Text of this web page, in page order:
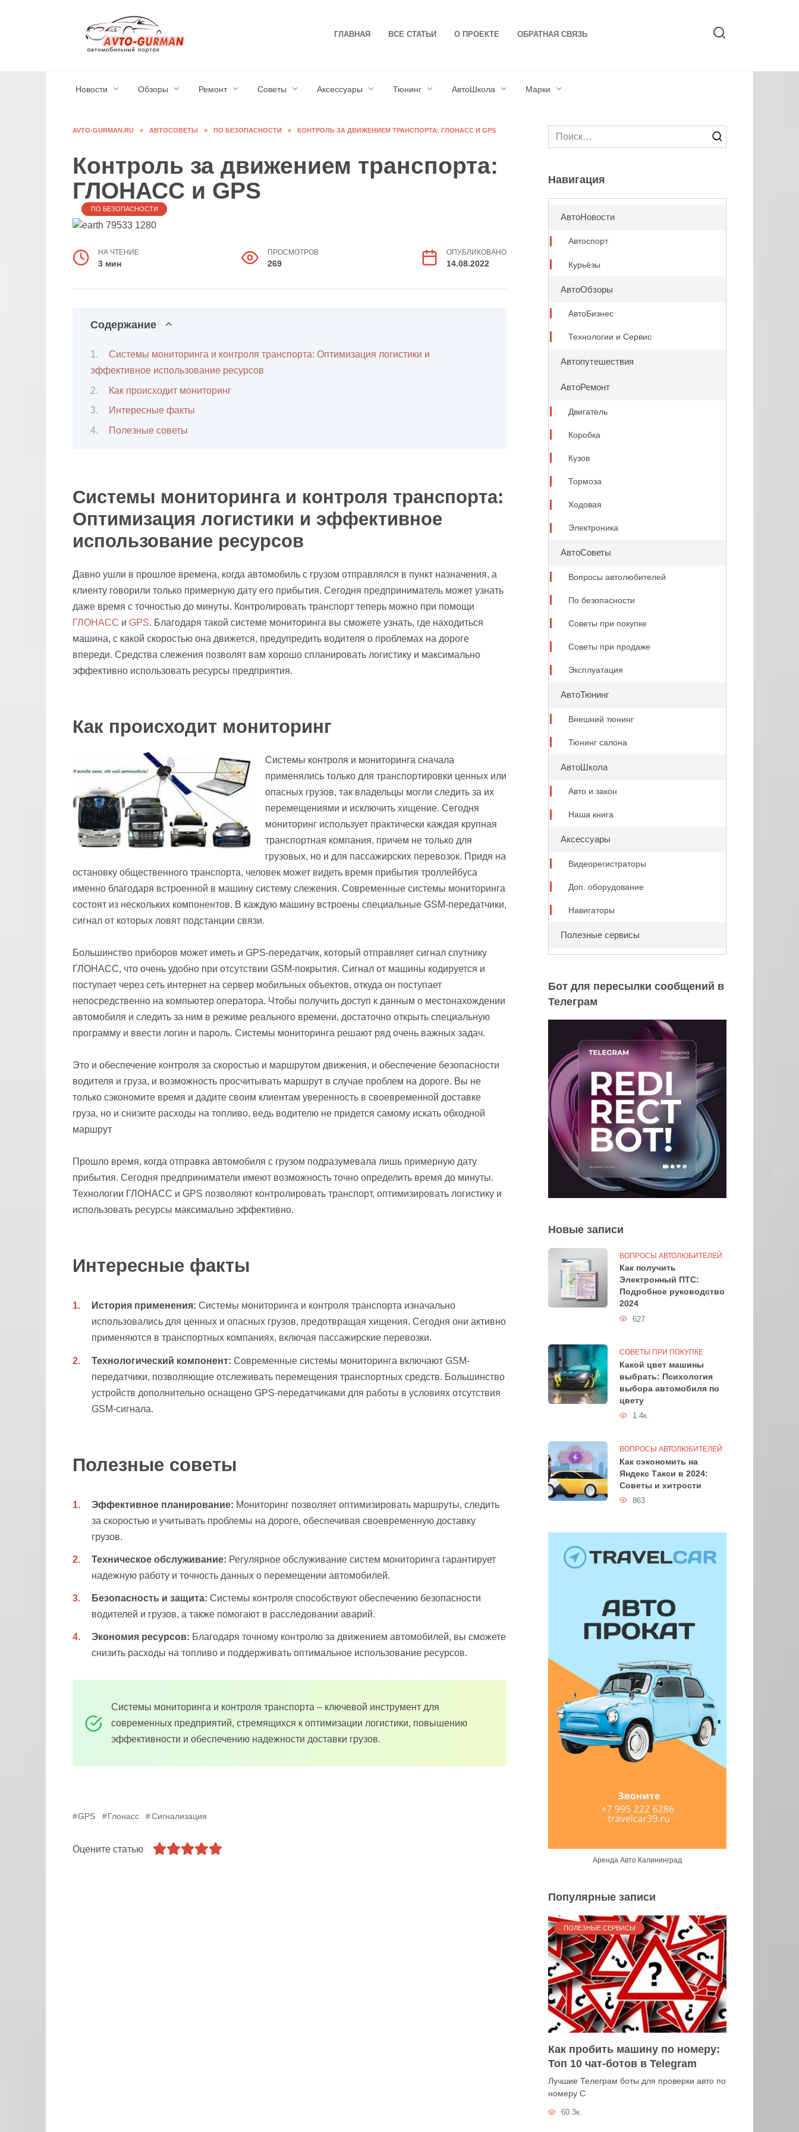
ГЛАВНАЯ ВСЕ СТАТЬИ О ПРОЕКТЕ ОБРАТНАЯ СВЯЗЬ
Новости Обзоры Ремонт Советы Аксессуары Тюнинг АвтоШкола Марки
AVTO-GURMAN.RU » АВТОСОВЕТЫ » ПО БЕЗОПАСНОСТИ » КОНТРОЛЬ ЗА ДВИЖЕНИЕМ ТРАНСПОРТА: ГЛОНАСС И GPS
Контроль за движением транспорта:
ГЛОНАСС и GPS
ПО БЕЗОПАСНОСТИ
НА ЧТЕНИЕ
3 мин
ПРОСМОТРОВ
269
ОПУБЛИКОВАНО
14.08.2022
Содержание
Системы мониторинга и контроля транспорта: Оптимизация логистики и
эффективное использование ресурсов
Как происходит мониторинг
Интересные факты
Полезные советы
Системы мониторинга и контроля транспорта:
Оптимизация логистики и эффективное
использование ресурсов
Давно ушли в прошлое времена, когда автомобиль с грузом отправлялся в пункт назначения, а
клиенту говорили только примерную дату его прибытия. Сегодня предприниматель может узнать
даже время с точностью до минуты. Контролировать транспорт теперь можно при помощи
ГЛОНАСС и GPS. Благодаря такой системе мониторинга вы сможете узнать, где находиться
машина, с какой скоростью она движется, предупредить водителя о проблемах на дороге
впереди. Средства слежения позволят вам хорошо спланировать логистику и максимально
эффективно использовать ресурсы предприятия.
Как происходит мониторинг
Системы контроля и мониторинга сначала
применялись только для транспортировки ценных или
опасных грузов, так владельцы могли следить за их
перемещениями и исключить хищение. Сегодня
мониторинг использует практически каждая крупная
транспортная компания, причем не только для
грузовых, но и для пассажирских перевозок. Придя на
остановку общественного транспорта, человек может видеть время прибытия троллейбуса
именно благодаря встроенной в машину систему слежения. Современные системы мониторинга
состоят из нескольких компонентов. В каждую машину встроены специальные GSM-передатчики,
сигнал от которых ловят подстанции связи.
Большинство приборов может иметь и GPS-передатчик, который отправляет сигнал спутнику
ГЛОНАСС, что очень удобно при отсутствии GSM-покрытия. Сигнал от машины кодируется и
поступает через сеть интернет на сервер мобильных объектов, откуда он поступает
непосредственно на компьютер оператора. Чтобы получить доступ к данным о местонахождении
автомобиля и следить за ним в режиме реального времени, достаточно открыть специальную
программу и ввести логин и пароль. Системы мониторинга решают ряд очень важных задач.
Это и обеспечение контроля за скоростью и маршрутом движения, и обеспечение безопасности
водителя и груза, и возможность просчитывать маршрут в случае проблем на дороге. Вы не
только сэкономите время и дадите своим клиентам уверенность в своевременной доставке
груза, но и снизите расходы на топливо, ведь водителю не придется самому искать обходной
маршрут
Прошло время, когда отправка автомобиля с грузом подразумевала лишь примерную дату
прибытия. Сегодня предприниматели имеют возможность точно определить время до минуты.
Технологии ГЛОНАСС и GPS позволяют контролировать транспорт, оптимизировать логистику и
использовать ресурсы максимально эффективно.
Интересные факты
История применения: Системы мониторинга и контроля транспорта изначально
использовались для ценных и опасных грузов, предотвращая хищения. Сегодня они активно
применяются в транспортных компаниях, включая пассажирские перевозки.
Технологический компонент: Современные системы мониторинга включают GSM-
передатчики, позволяющие отслеживать перемещения транспортных средств. Большинство
устройств дополнительно оснащено GPS-передатчиками для работы в условиях отсутствия
GSM-сигнала.
Полезные советы
Эффективное планирование: Мониторинг позволяет оптимизировать маршруты, следить
за скоростью и учитывать проблемы на дороге, обеспечивая своевременную доставку
грузов.
Техническое обслуживание: Регулярное обслуживание систем мониторинга гарантирует
надежную работу и точность данных о перемещении автомобилей.
Безопасность и защита: Системы контроля способствуют обеспечению безопасности
водителей и грузов, а также помогают в расследовании аварий.
Экономия ресурсов: Благодаря точному контролю за движением автомобилей, вы сможете
снизить расходы на топливо и поддерживать оптимальное использование ресурсов.
Системы мониторинга и контроля транспорта – ключевой инструмент для
современных предприятий, стремящихся к оптимизации логистики, повышению
эффективности и обеспечению надежности доставки грузов.
GPS Глонасс Сигнализация
Оцените статью
Search
for:
Навигация
АвтоНовости
Автоспорт
Курьёзы
АвтоОбзоры
АвтоБизнес
Технологии и Сервис
Автопутешествия
АвтоРемонт
Двигатель
Коробка
Кузов
Тормоза
Ходовая
Электроника
АвтоСоветы
Вопросы автолюбителей
По безопасности
Советы при покупке
Советы при продаже
Эксплуатация
АвтоТюнинг
Внешний тюнинг
Тюнинг салона
АвтоШкола
Авто и закон
Наша книга
Аксессуары
Видеорегистраторы
Доп. оборудование
Навигаторы
Полезные сервисы
Бот для пересылки сообщений в
Телеграм
Новые записи
ВОПРОСЫ АВТОЛЮБИТЕЛЕЙ
Как получить
Электронный ПТС:
Подробное руководство
2024
627
СОВЕТЫ ПРИ ПОКУПКЕ
Какой цвет машины
выбрать: Психология
выбора автомобиля по
цвету
1.4к.
ВОПРОСЫ АВТОЛЮБИТЕЛЕЙ
Как сэкономить на
Яндекс Такси в 2024:
Советы и хитрости
863
Аренда Авто Калининград
Популярные записи
ПОЛЕЗНЫЕ СЕРВИСЫ
Как пробить машину по номеру:
Топ 10 чат-ботов в Telegram
Лучшие Телеграм боты для проверки авто по
номеру С
60.3к.